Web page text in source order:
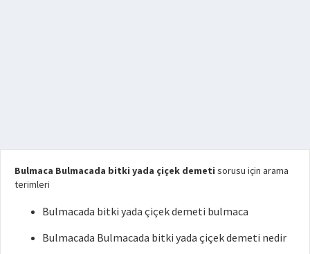
Bulmaca Bulmacada bitki yada çiçek demeti sorusu için arama
terimleri
Bulmacada bitki yada çiçek demeti bulmaca
Bulmacada Bulmacada bitki yada çiçek demeti nedir